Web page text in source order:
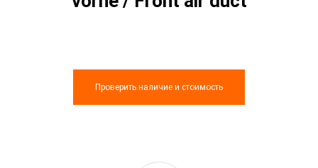
Проверить наличие и стоимость